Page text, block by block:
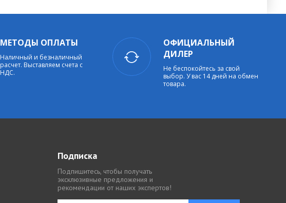
МЕТОДЫ ОПЛАТЫ
Наличный и безналичный
расчет. Выставляем счета с
НДС.
ОФИЦИАЛЬНЫЙ
ДИЛЕР
Не беспокойтесь за свой
выбор. У вас 14 дней на обмен
товара.
Подписка
Подпишитесь, чтобы получать
эксклюзивные предложения и
рекомендации от наших экспертов!